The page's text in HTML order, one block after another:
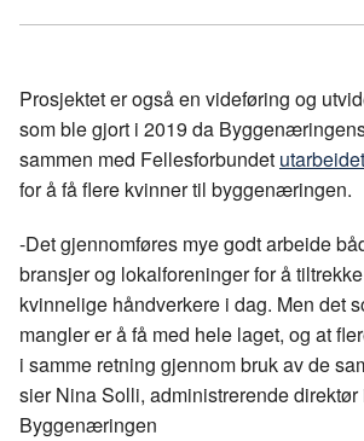
Prosjektet er også en videføring og
som ble gjort i 2019 da
sammen med Fellesforbundet
for å få flere kvinner til byggenæringen.
-Det gjennomføres mye godt arbeide
bransjer og lokalforeninger for å
kvinnelige håndverkere i dag. Men det
mangler er å få med hele laget, og at
i samme retning gjennom bruk av de
sier Nina Solli, administrerende direktør
Byggenæringen